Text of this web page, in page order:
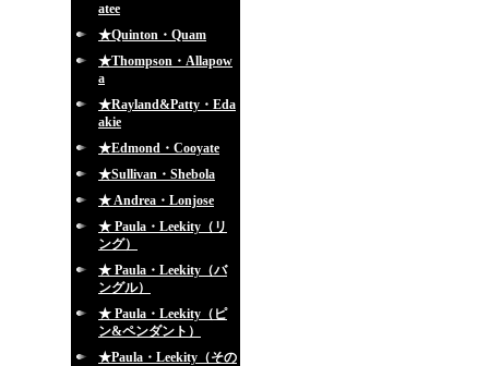
atee
★Quinton・Quam
★Thompson・Allapow
a
★Rayland&Patty・Eda
akie
★Edmond・Cooyate
★Sullivan・Shebola
★ Andrea・Lonjose
★ Paula・Leekity（リ
ング）
★ Paula・Leekity（バ
ングル）
★ Paula・Leekity（ピ
ン&ペンダント）
★Paula・Leekity（その